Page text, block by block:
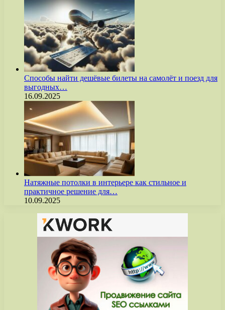
Способы найти дешёвые билеты на самолёт и поезд для
выгодных…
16.09.2025
Натяжные потолки в интерьере как стильное и
практичное решение для…
10.09.2025